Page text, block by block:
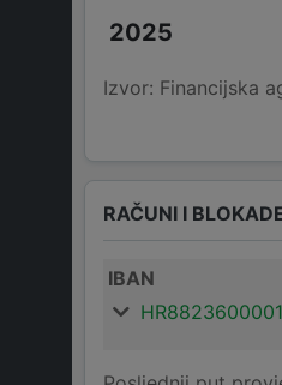
Izvor: Financijska
RAČUNI I
IBAN